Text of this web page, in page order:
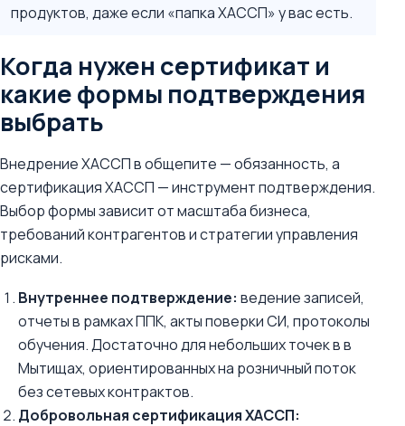
продуктов, даже если «папка ХАССП» у вас есть.
Когда нужен сертификат и
какие формы подтверждения
выбрать
Внедрение ХАССП в общепите — обязанность, а
сертификация ХАССП — инструмент подтверждения.
Выбор формы зависит от масштаба бизнеса,
требований контрагентов и стратегии управления
рисками.
Внутреннее подтверждение: ведение записей,
отчеты в рамках ППК, акты поверки СИ, протоколы
обучения. Достаточно для небольших точек в в
Мытищах, ориентированных на розничный поток
без сетевых контрактов.
Добровольная сертификация ХАССП: